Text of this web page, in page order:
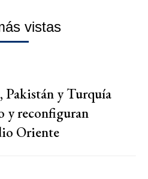
vistas
Pakistán y Turquía
y reconfiguran
Oriente